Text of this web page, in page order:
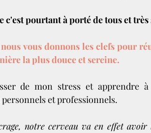
c'est pourtant à porté de tous et
vous donnons les clefs pour
la plus douce et sereine.
de mon stress et apprendre
et professionnels.
notre cerveau va en effet